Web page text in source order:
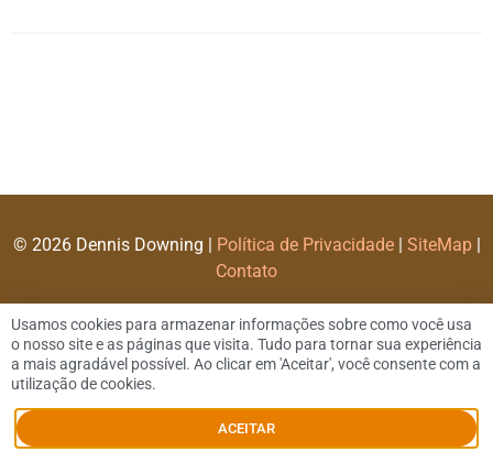
© 2026 Dennis Downing | Política de Privacidade| SiteMap|
Contato
Usamos cookies para armazenar informações sobre como você usa
o nosso site e as páginas que visita. Tudo para tornar sua experiência
a mais agradável possível. Ao clicar em 'Aceitar', você consente com a
utilização de cookies.
ACEITAR